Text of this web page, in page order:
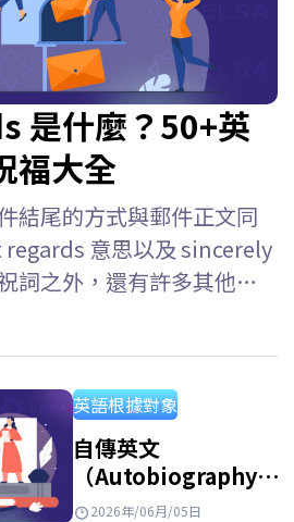
是什麼？50+英
福大全
結尾的方式與郵件正文同
意思以及 sincerely
詞之外，還有許多其他選
自然、更專業。本文將透
用途廣泛的結尾語，可以
摯的問候”，用來表達對
。…
英語根據對象
自傳英文
（Autobiography）
精選寫作技巧與專業英
2026年/06月/05日